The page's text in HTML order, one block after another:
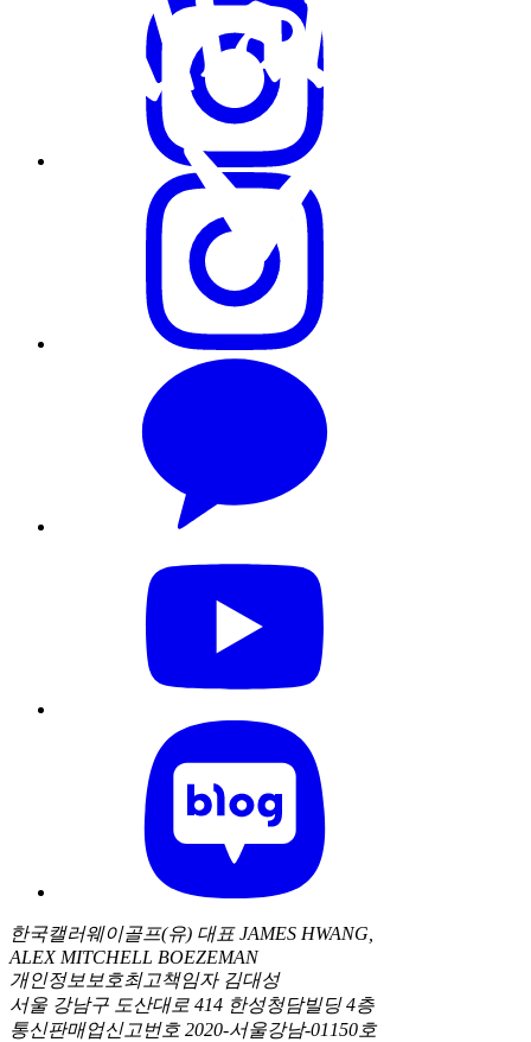
한국캘러웨이골프(유) 대표 JAMES HWANG,
ALEX MITCHELL BOEZEMAN
개인정보보호최고책임자 김대성
서울 강남구 도산대로 414 한성청담빌딩 4층
통신판매업신고번호 2020-서울강남-01150호